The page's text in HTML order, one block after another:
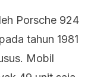
Porsche 924
tahun 1981
Mobil